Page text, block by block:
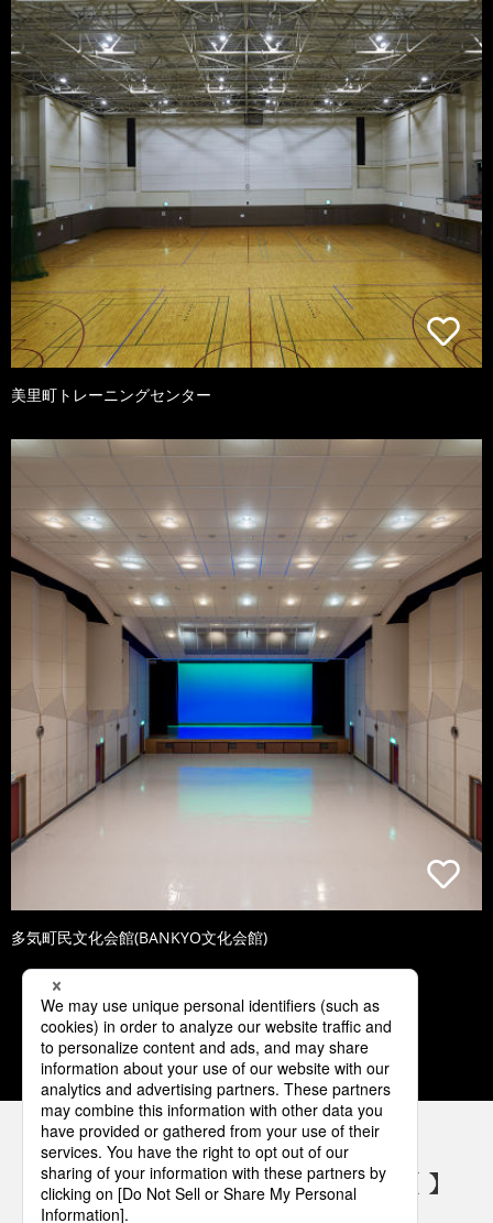
美里町トレーニングセンター
多気町民文化会館(BANKYO文化会館)
1 2 3 4 5
パナソニックの電気設備 SNSアカウント